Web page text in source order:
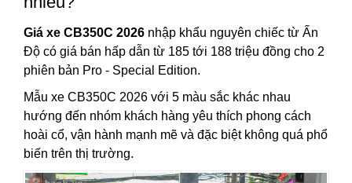
Giá xe CB350C 2026 nhập khẩu nguyên chiếc từ Ấn
Độ có giá bán hấp dẫn từ 185 tới 188 triệu đồng cho 2
phiên bản Pro - Special Edition.
Mẫu xe CB350C 2026 với 5 màu sắc khác nhau
hướng đến nhóm khách hàng yêu thích phong cách
hoài cổ, vận hành mạnh mẽ và đặc biệt không quá phổ
biến trên thị trường.